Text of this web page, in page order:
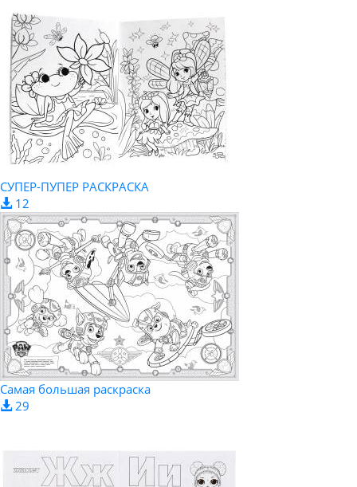
СУПЕР-ПУПЕР РАСКРАСКА
12
Самая большая раскраска
29